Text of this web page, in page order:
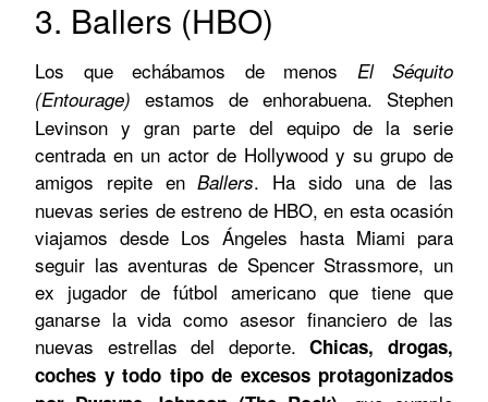
3. Ballers (HBO)
Los que echábamos de menos El Séquito
(Entourage) estamos de enhorabuena. Stephen
Levinson y gran parte del equipo de la serie
centrada en un actor de Hollywood y su grupo de
amigos repite enBallers. Ha sido una de las
nuevas series de estreno de HBO, en esta ocasión
viajamos desde Los Ángeles hasta Miami para
seguir las aventuras de Spencer Strassmore, un
ex jugador de fútbol americano que tiene que
ganarse la vida como asesor financiero de las
nuevas estrellas del deporte.Chicas, drogas,
coches y todo tipo de excesos protagonizados